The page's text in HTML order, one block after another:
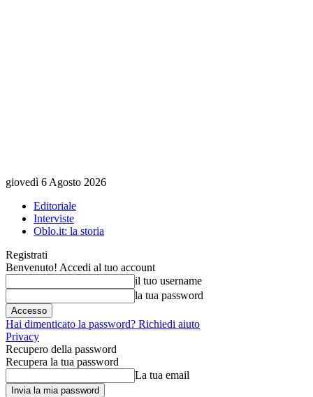
giovedì 6 Agosto 2026
Editoriale
Interviste
Oblo.it: la storia
Registrati
Benvenuto! Accedi al tuo account
il tuo username
la tua password
Hai dimenticato la password? Richiedi aiuto
Privacy
Recupero della password
Recupera la tua password
La tua email